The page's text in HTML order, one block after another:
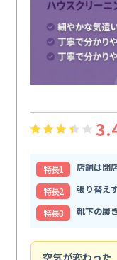
特⻑1
店舗は閉
特⻑2
張り替え
特⻑3
靴下の履